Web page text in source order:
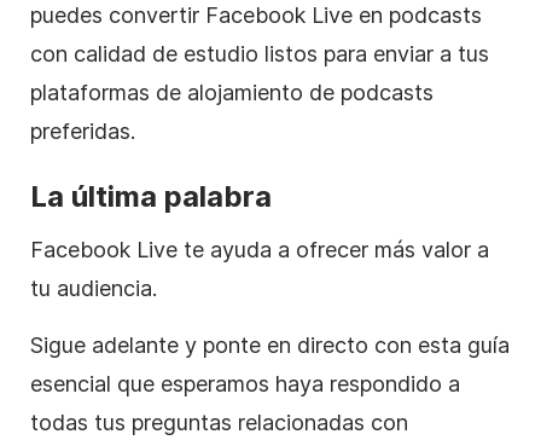
puedes convertir Facebook Live en podcasts
con calidad de estudio listos para enviar a tus
plataformas de alojamiento de podcasts
preferidas.
La última palabra
Facebook Live te ayuda a ofrecer más valor a
tu audiencia.
Sigue adelante y ponte en directo con esta guía
esencial que esperamos haya respondido a
todas tus preguntas relacionadas con